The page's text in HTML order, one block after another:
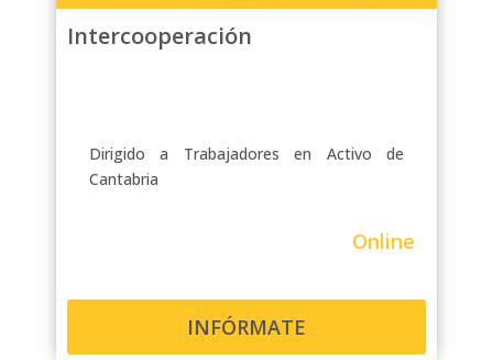
Intercooperación
Dirigido a Trabajadores en Activo de
Cantabria
Online
INFÓRMATE